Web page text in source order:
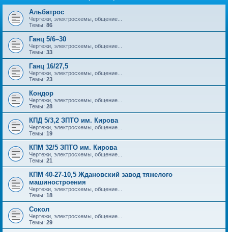
Альбатрос
Чертежи, электросхемы, общение...
Темы: 86
Ганц 5/6–30
Чертежи, электросхемы, общение...
Темы: 33
Ганц 16/27,5
Чертежи, электросхемы, общение...
Темы: 23
Кондор
Чертежи, электросхемы, общение...
Темы: 28
КПД 5/3,2 ЗПТО им. Кирова
Чертежи, электросхемы, общение...
Темы: 19
КПМ 32/5 ЗПТО им. Кирова
Чертежи, электросхемы, общение...
Темы: 21
КПМ 40-27-10,5 Ждановский завод тяжелого
машиностроения
Чертежи, электросхемы, общение...
Темы: 18
Сокол
Чертежи, электросхемы, общение...
Темы: 29